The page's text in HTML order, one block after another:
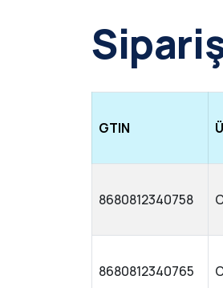
GTIN
8680812340758
8680812340765